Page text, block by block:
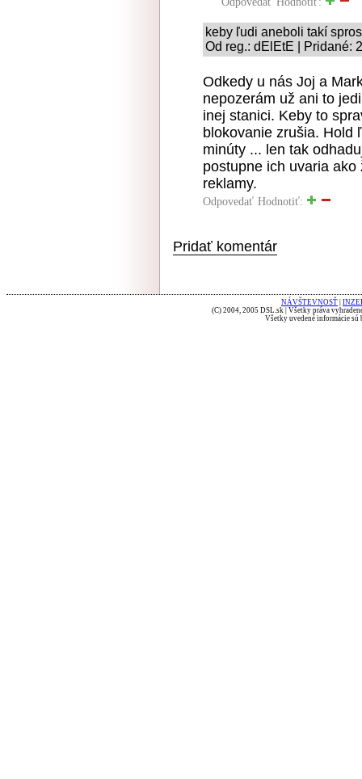
keby ľudi aneboli takí
Od reg.: dElEtE | Pridané:
Odkedy u nás Joj a
nepozerám už ani to
inej stanici. Keby to
blokovanie zrušia. Hold
minúty ... len tak
postupne ich uvaria
reklamy.
Odpovedať Hodnotiť:
Pridať komentár
NÁVŠTEVNOSŤ
(C) 2004, 2005 DSL.sk | Všetky práva
Všetky uvedené informácie sú